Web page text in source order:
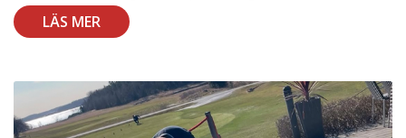
LÄS MER